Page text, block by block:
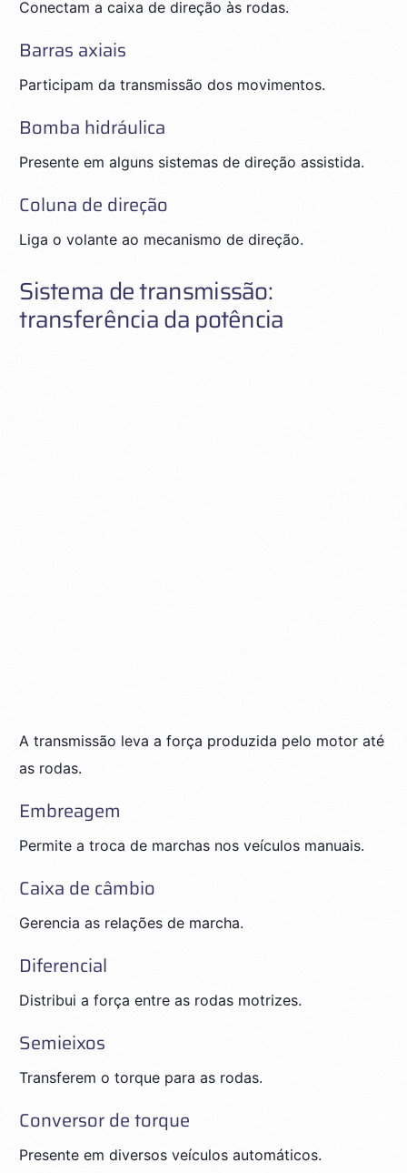
Conectam a caixa de direção às rodas.
Barras axiais
Participam da transmissão dos movimentos.
Bomba hidráulica
Presente em alguns sistemas de direção assistida.
Coluna de direção
Liga o volante ao mecanismo de direção.
Sistema de transmissão:
transferência da potência
A transmissão leva a força produzida pelo motor até
as rodas.
Embreagem
Permite a troca de marchas nos veículos manuais.
Caixa de câmbio
Gerencia as relações de marcha.
Diferencial
Distribui a força entre as rodas motrizes.
Semieixos
Transferem o torque para as rodas.
Conversor de torque
Presente em diversos veículos automáticos.